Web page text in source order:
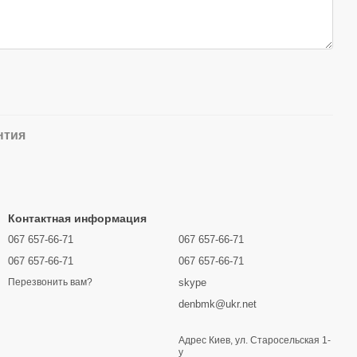
Контактная информация
067 657-66-71
067 657-66-71
Перезвонить вам?
067 657-66-71
067 657-66-71
skype
denbmk@ukr.net
Адрес Киев, ул. Старосельская 1-
у